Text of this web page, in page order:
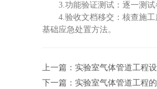
3.功能验证测试：逐一测试各
4.验收文档移交：核查施工
基础应急处置方法。
上一篇： 实验室气体管道工程
下一篇： 实验室气体管道工程